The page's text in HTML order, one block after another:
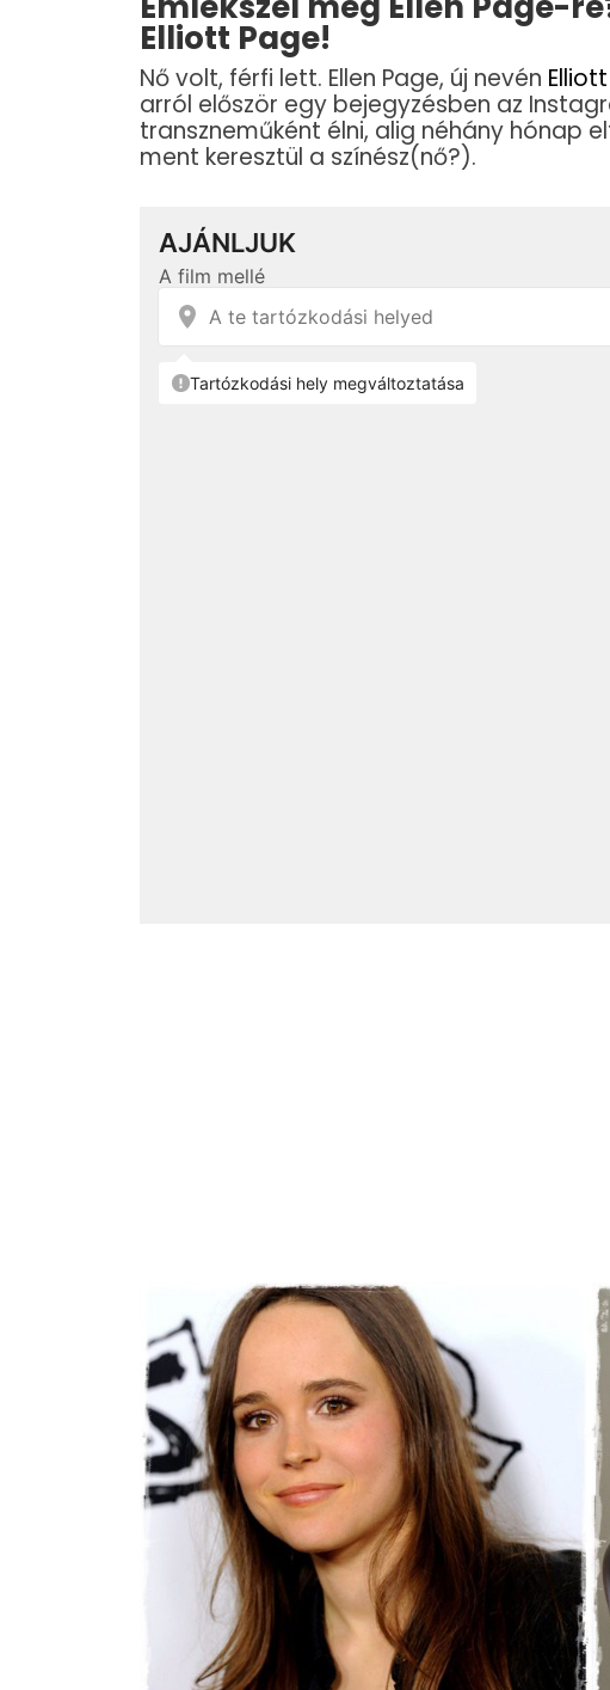
Elliott Page!
Nő volt, férfi lett. Ellen Page, új nevén
arról először egy bejegyzésben az
transzneműként élni, alig néhány hónap
ment keresztül a színész(nő?).